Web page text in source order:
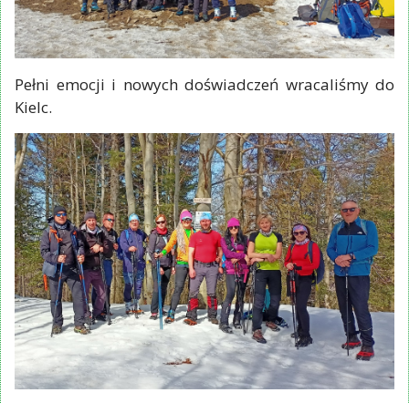
Pełni emocji i nowych doświadczeń wracaliśmy do
Kielc.